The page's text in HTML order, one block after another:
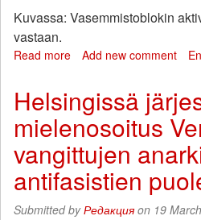
Kuvassa: Vasemmistoblokin
vastaan.
Read more about
Mustan
Ristin
maaliskuun
2022
uutiset
Add new comment
Helsingissä
mielenosoitus
vangittujen
antifasistien
Submitted byРедакцияon 19